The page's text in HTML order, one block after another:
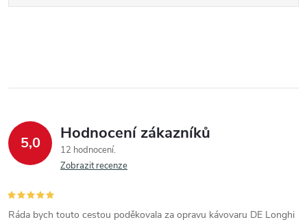
5,0 Hodnocení zákazníků
12 hodnocení
Zobrazit recenze
Ráda bych touto cestou poděkovala za opravu kávovaru DE Longhi